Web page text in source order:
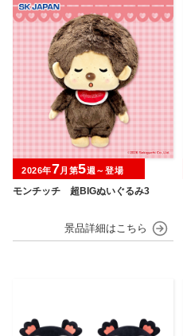
モンチッチ 超BIGぬいぐるみ3
2026年7月第5週～登場